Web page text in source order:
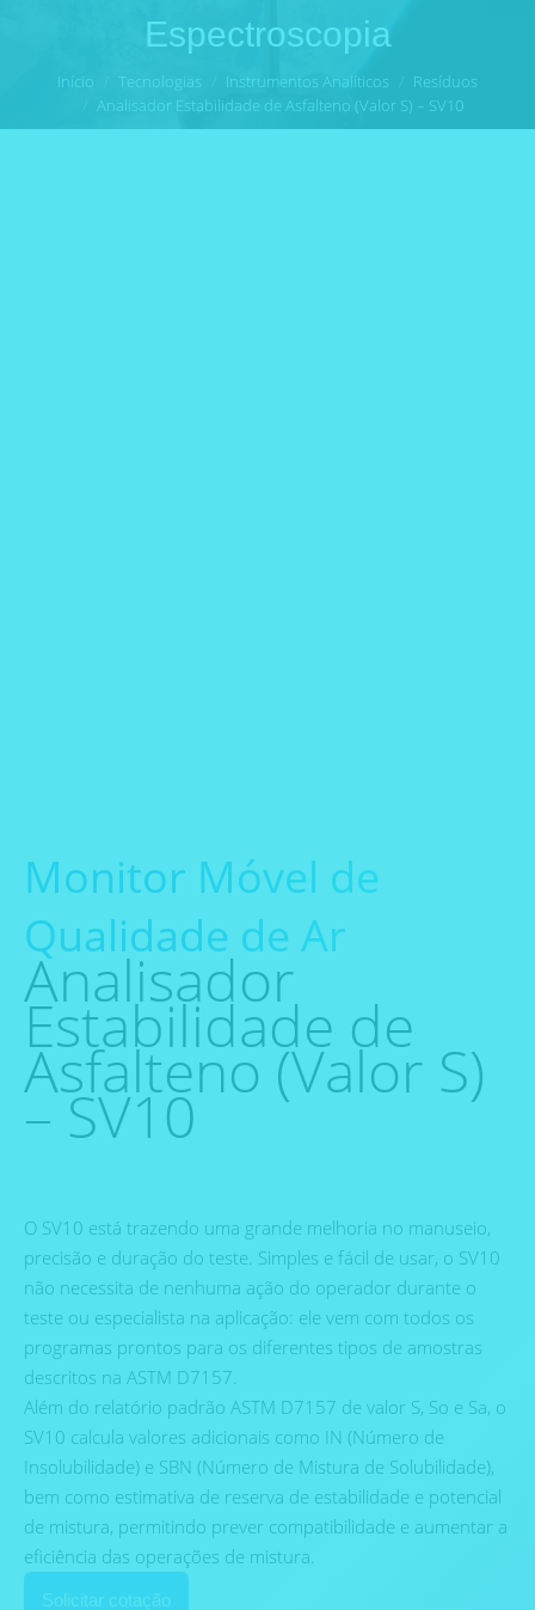
Espectroscopia
Início Tecnologias Instrumentos Analíticos
Resíduos
Analisador Estabilidade de Asfalteno (Valor S) – SV10
Monitor Móvel de
Qualidade de Ar
Analisador
Estabilidade de
Asfalteno (Valor S)
– SV10
O SV10 está trazendo uma grande melhoria no manuseio,
precisão e duração do teste. Simples e fácil de usar, o SV10
não necessita de nenhuma ação do operador durante o
teste ou especialista na aplicação: ele vem com todos os
programas prontos para os diferentes tipos de amostras
descritos na ASTM D7157.
Além do relatório padrão ASTM D7157 de valor S, So e Sa, o
SV10 calcula valores adicionais como IN (Número de
Insolubilidade) e SBN (Número de Mistura de Solubilidade),
bem como estimativa de reserva de estabilidade e potencial
de mistura, permitindo prever compatibilidade e aumentar a
eficiência das operações de mistura.
Solicitar cotação